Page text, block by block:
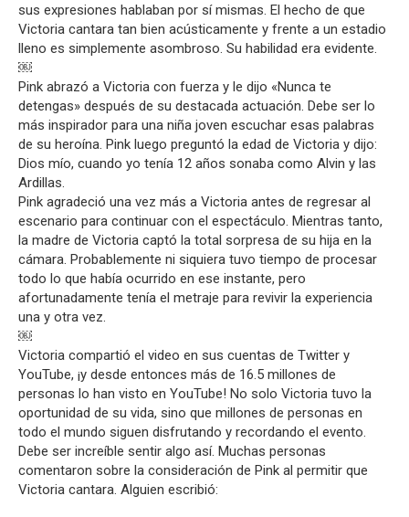
sus expresiones hablaban por sí mismas. El hecho de que
Victoria cantara tan bien acústicamente y frente a un estadio
lleno es simplemente asombroso. Su habilidad era evidente.
￼
Pink abrazó a Victoria con fuerza y le dijo «Nunca te
detengas» después de su destacada actuación. Debe ser lo
más inspirador para una niña joven escuchar esas palabras
de su heroína. Pink luego preguntó la edad de Victoria y dijo:
Dios mío, cuando yo tenía 12 años sonaba como Alvin y las
Ardillas.
Pink agradeció una vez más a Victoria antes de regresar al
escenario para continuar con el espectáculo. Mientras tanto,
la madre de Victoria captó la total sorpresa de su hija en la
cámara. Probablemente ni siquiera tuvo tiempo de procesar
todo lo que había ocurrido en ese instante, pero
afortunadamente tenía el metraje para revivir la experiencia
una y otra vez.
￼
Victoria compartió el video en sus cuentas de Twitter y
YouTube, ¡y desde entonces más de 16.5 millones de
personas lo han visto en YouTube! No solo Victoria tuvo la
oportunidad de su vida, sino que millones de personas en
todo el mundo siguen disfrutando y recordando el evento.
Debe ser increíble sentir algo así. Muchas personas
comentaron sobre la consideración de Pink al permitir que
Victoria cantara. Alguien escribió: